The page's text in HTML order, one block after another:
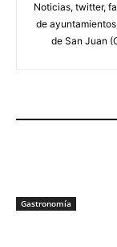
Noticias, twitter,
de
de San Juan
Gastronomía